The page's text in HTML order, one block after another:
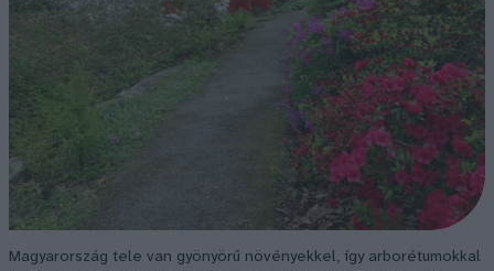
Magyarország tele van gyönyörű növényekkel, így arborétumokkal